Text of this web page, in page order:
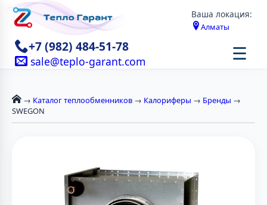
Ваша локация:
Алматы
+7 (982) 484-51-78
sale@teplo-garant.com ☰
→ Каталог теплообменников → Калориферы → Бренды →
SWEGON